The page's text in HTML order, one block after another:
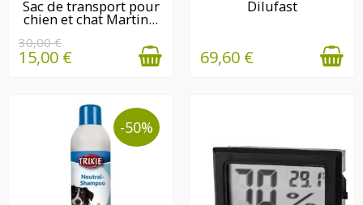
nombreux jeux de chat : des
balles, des canes à pêches, des
souris…
Ces jeux pour chat vous
amuseront tout autant que
votre chat.
EN STOCK
Sac de transport pour
chien et chat Martin...
30,00 €
15,00 €
DERNIÈRE(S)
Dilufast
69,60 €
-50%